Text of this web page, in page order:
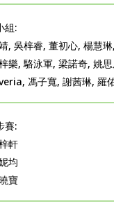
組:
, 吳梓睿, 董初心, 楊慧
樂, 駱泳軍, 梁諾奇, 姚
馮子寬, 謝茜琳, 羅
賽:
軒
均
寶